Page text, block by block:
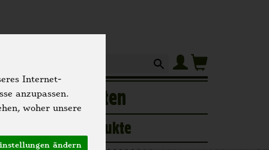
Internet-
anzupassen.
woher unsere
ändern
Neue Produkte
Hofgeschichten